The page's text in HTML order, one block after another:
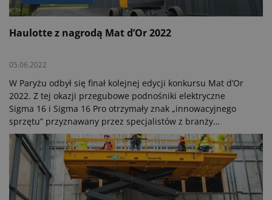
Haulotte z nagrodą Mat d’Or 2022
05.06.2022
W Paryżu odbył się finał kolejnej edycji konkursu Mat d’Or
2022. Z tej okazji przegubowe podnośniki elektryczne
Sigma 16 i Sigma 16 Pro otrzymały znak „innowacyjnego
sprzętu” przyznawany przez specjalistów z branży
budowlanej.